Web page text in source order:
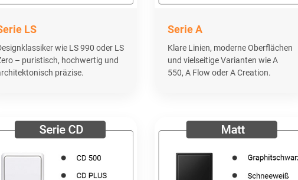
LS
wie LS 990 oder LS
– puristisch, hochwertig und
präzise.
Serie A
Klare Linien, moderne Oberflächen
und vielseitige Varianten wie A
550, A Flow oder A Creation.